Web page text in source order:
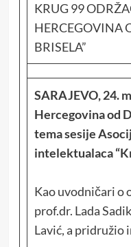
KRUG 99
HERCEGOVINA
BRISELA”
SARAJEVO, 24.
Hercegovina od
tema sesije
intelektualaca
Kao uvodničari o
prof.dr. Lada
Lavić, a pridružio